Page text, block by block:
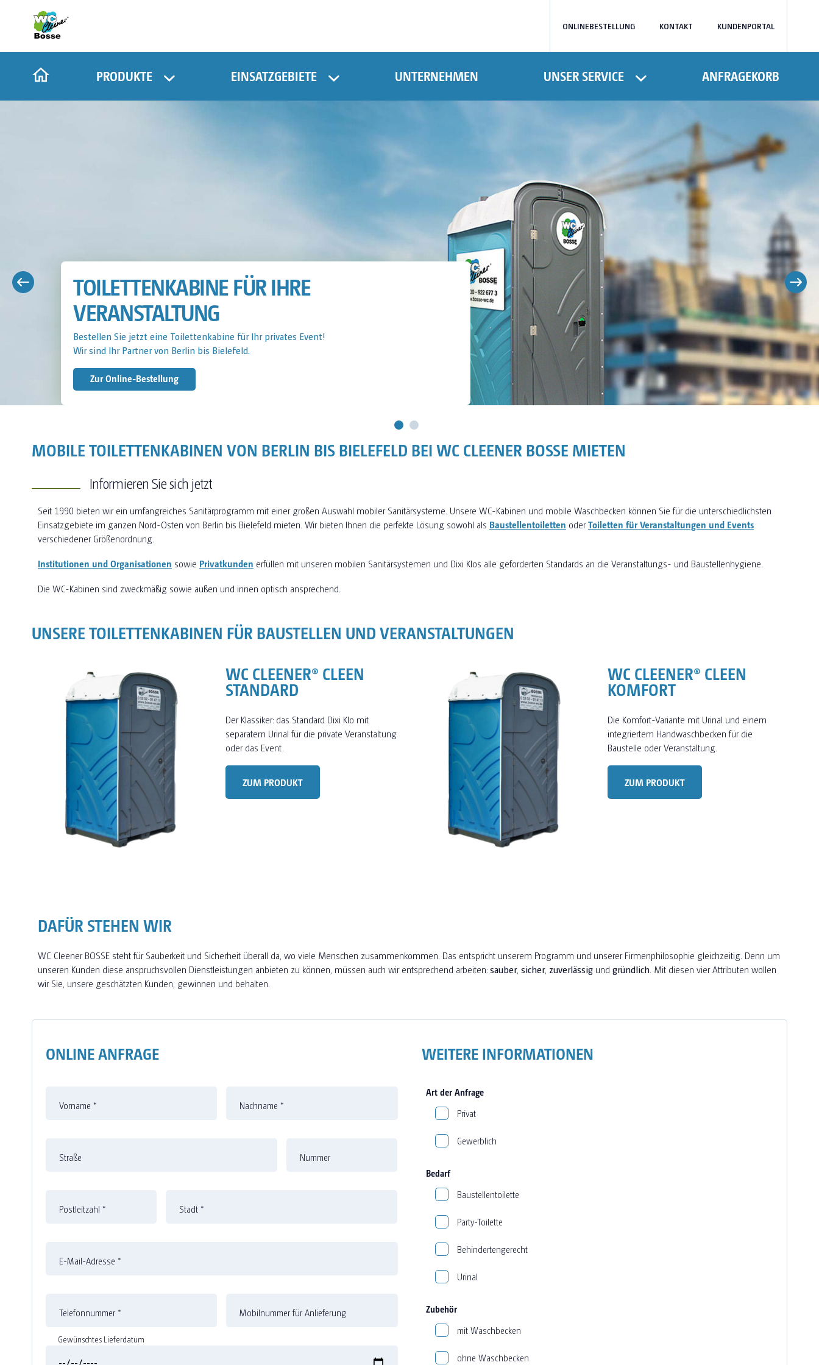
ONLINEBESTELLUNG KONTAKT KUNDENPORTAL
PRODUKTE EINSATZGEBIETE UNTERNEHMEN UNSER SERVICE ANFRAGEKORB
TOILETTENKABINE FÜR IHRE BAUSTELLE
Bestellen Sie jetzt eine Toilettenkabine für Ihre Baustelle!
Wir sind Ihr Partner von Berlin bis Bielefeld.
Jetzt Anfragen
MOBILE TOILETTENKABINEN VON BERLIN BIS BIELEFELD BEI WC CLEENER BOSSE MIETEN
Informieren Sie sich jetzt
Seit 1990 bieten wir ein umfangreiches Sanitärprogramm mit einer großen Auswahl mobiler Sanitärsysteme. Unsere WC-Kabinen und mobile Waschbecken können Sie für die unterschiedlichsten
Einsatzgebiete im ganzen Nord-Osten von Berlin bis Bielefeld mieten. Wir bieten Ihnen die perfekte Lösung sowohl als Baustellentoiletten oderToiletten für Veranstaltungen und Events
verschiedener Größenordnung.
Institutionen und Organisationen sowie Privatkunden erfüllen mit unseren mobilen Sanitärsystemen und Dixi Klos alle geforderten Standards an die Veranstaltungs- und Baustellenhygiene.
Die WC-Kabinen sind zweckmäßig sowie außen und innen optisch ansprechend.
UNSERE TOILETTENKABINEN FÜR BAUSTELLEN UND VERANSTALTUNGEN
WC CLEENER® CLEEN
STANDARD
Der Klassiker: das Standard Dixi Klo mit
separatem Urinal für die private Veranstaltung
oder das Event.
ZUM PRODUKT
WC CLEENER® CLEEN
KOMFORT
Die Komfort-Variante mit Urinal und einem
integriertem Handwaschbecken für die
Baustelle oder Veranstaltung.
ZUM PRODUKT
DAFÜR STEHEN WIR
WC Cleener BOSSE steht für Sauberkeit und Sicherheit überall da, wo viele Menschen zusammenkommen. Das entspricht unserem Programm und unserer Firmenphilosophie gleichzeitig. Denn um
unseren Kunden diese anspruchsvollen Dienstleistungen anbieten zu können, müssen auch wir entsprechend arbeiten:sauber, sicher, zuverlässig und gründlich . Mit diesen vier Attributen wollen
wir Sie, unsere geschätzten Kunden, gewinnen und behalten.
ONLINE ANFRAGE
Vorname * Nachname *
Straße Nummer
Postleitzahl * Stadt *
E-Mail-Adresse *
Telefonnummer * Mobilnummer für Anlieferung
Gewünschtes Lieferdatum
WEITERE INFORMATIONEN
Art der Anfrage
Privat
Gewerblich
Bedarf
Baustellentoilette
Party-Toilette
Behindertengerecht
Urinal
Zubehör
mit Waschbecken
ohne Waschbecken